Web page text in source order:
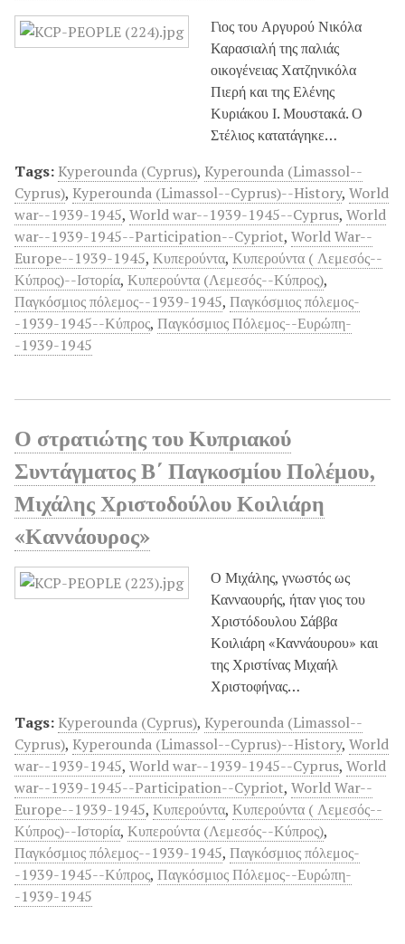
Γιος του Αργυρού Νικόλα
Καρασιαλή της παλιάς
οικογένειας Χατζηνικόλα
Πιερή και της Ελένης
Κυριάκου Ι. Μουστακά. Ο
Στέλιος κατατάγηκε…
Tags: Kyperounda (Cyprus), Kyperounda (Limassol--
Cyprus), Kyperounda (Limassol--Cyprus)--History, World
war--1939-1945, World war--1939-1945--Cyprus, World
war--1939-1945--Participation--Cypriot, World War--
Europe--1939-1945, Κυπερούντα, Κυπερούντα ( Λεμεσός--
Κύπρος)--Ιστορία, Κυπερούντα (Λεμεσός--Κύπρος),
Παγκόσμιος πόλεμος--1939-1945, Παγκόσμιος πόλεμος-
-1939-1945--Κύπρος, Παγκόσμιος Πόλεμος--Ευρώπη-
-1939-1945
Ο στρατιώτης του Κυπριακού
Συντάγματος Β΄ Παγκοσμίου Πολέμου,
Μιχάλης Χριστοδούλου Κοιλιάρη
«Καννάουρος»
Ο Μιχάλης, γνωστός ως
Κανναουρής, ήταν γιος του
Χριστόδουλου Σάββα
Κοιλιάρη «Καννάουρου» και
της Χριστίνας Μιχαήλ
Χριστοφήνας…
Tags: Kyperounda (Cyprus), Kyperounda (Limassol--
Cyprus), Kyperounda (Limassol--Cyprus)--History, World
war--1939-1945, World war--1939-1945--Cyprus, World
war--1939-1945--Participation--Cypriot, World War--
Europe--1939-1945, Κυπερούντα, Κυπερούντα ( Λεμεσός--
Κύπρος)--Ιστορία, Κυπερούντα (Λεμεσός--Κύπρος),
Παγκόσμιος πόλεμος--1939-1945, Παγκόσμιος πόλεμος-
-1939-1945--Κύπρος, Παγκόσμιος Πόλεμος--Ευρώπη-
-1939-1945